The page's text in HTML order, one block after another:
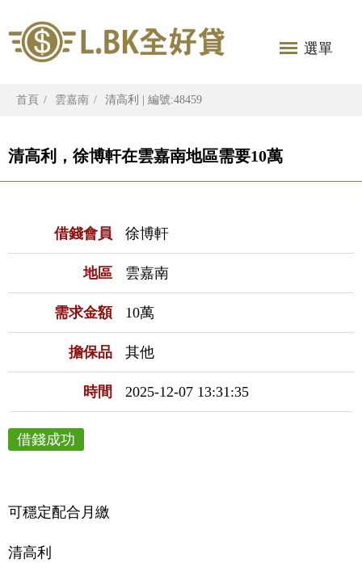
選單
首頁 雲嘉南 清高利 | 編號:48459
清高利，徐博軒在雲嘉南地區需要10萬
借錢會員 徐博軒
地區 雲嘉南
需求金額 10萬
擔保品 其他
時間 2025-12-07 13:31:35
借錢成功
可穩定配合月繳
清高利